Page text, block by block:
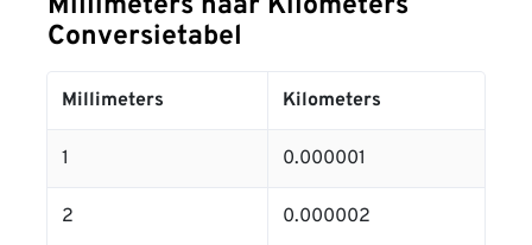
Conversietabel
Millimeters Kilometers
1 0.000001
2 0.000002